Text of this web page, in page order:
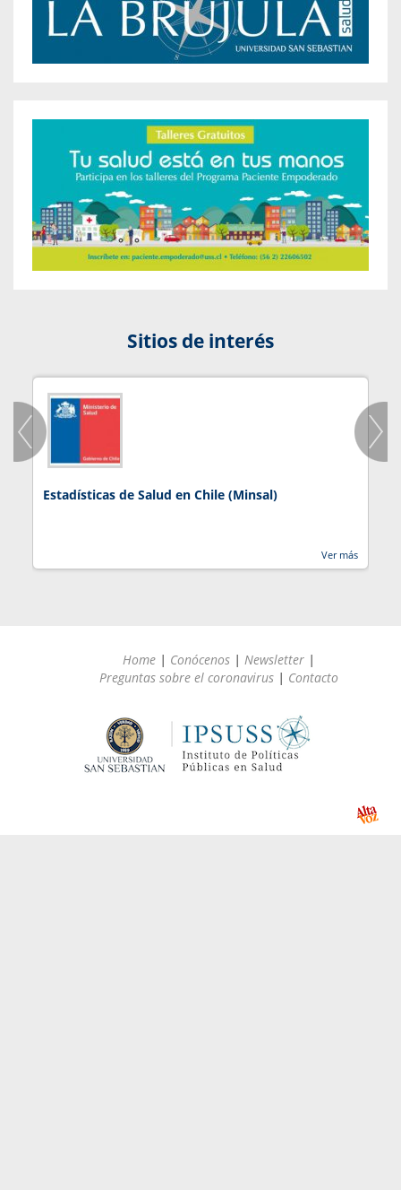
Sitios de interés
Estadísticas de Salud en Chile (Minsal)
Ver más
Home | Conócenos | Newsletter |
Preguntas sobre el coronavirus | Contacto